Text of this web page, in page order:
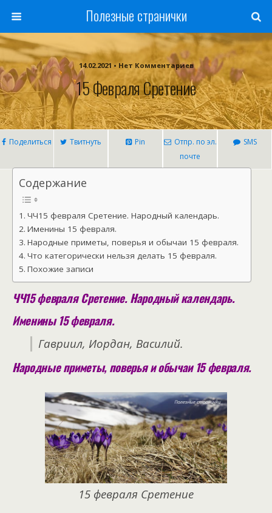
Полезные странички
14.02.2021 • Нет Комментариев
15 Февраля Сретение
Поделиться Твитнуть Pin
Отпр. по эл.
почте
SMS
Содержание
ЧЧ15 февраля Сретение. Народный календарь.
Именины 15 февраля.
Народные приметы, поверья и обычаи 15 февраля.
Что категорически нельзя делать 15 февраля.
Похожие записи
ЧЧ15 февраля Сретение. Народный календарь.
Именины 15 февраля.
Гавриил, Иордан, Василий.
Народные приметы, поверья и обычаи 15 февраля.
15 февраля Сретение